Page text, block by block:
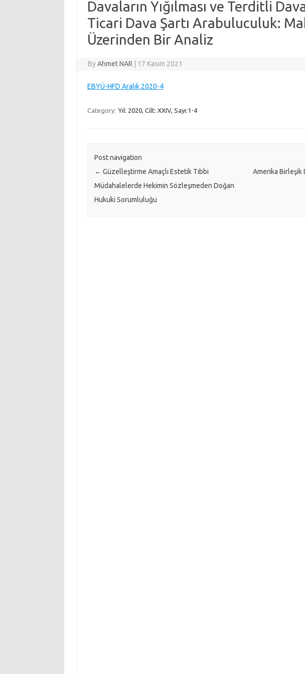
Davaların Yığılması ve Terditli
Ticari Dava Şartı Arabuluculuk:
Üzerinden Bir Analiz
ByAhmet NAR 17 Kasım 2021
EBYÜ-HFD Aralık 2020-4
Category: Yıl: 2020, Cilt: XXIV, Sayı:1-4
Post navigation
← Güzelleştirme Amaçlı Estetik Tıbbi
Müdahalelerde Hekimin Sözleşmeden Doğan
Hukuki Sorumluluğu
Amerika